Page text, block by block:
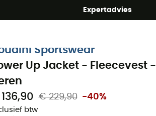
Expertadvies
Sportswear
Up Jacket - Fleecevest -
€ 229,90 -40%
btw